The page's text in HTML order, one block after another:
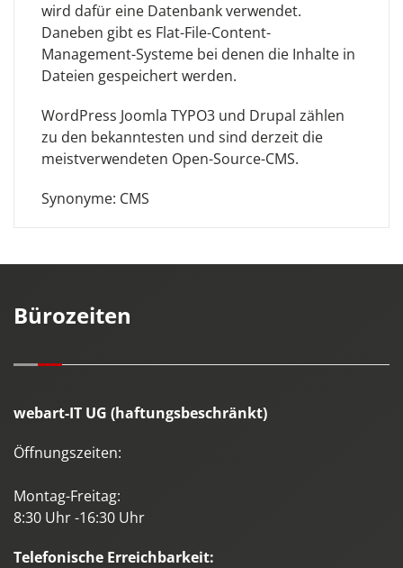
wird dafür eine Datenbank verwendet.
Daneben gibt es Flat-File-Content-
Management-Systeme bei denen die Inhalte in
Dateien gespeichert werden.
WordPress Joomla TYPO3 und Drupal zählen
zu den bekanntesten und sind derzeit die
meistverwendeten Open-Source-CMS.
Synonyme: CMS
Bürozeiten
webart-IT UG (haftungsbeschränkt)
Öffnungszeiten:
Montag-Freitag:
8:30 Uhr -16:30 Uhr
Telefonische Erreichbarkeit: